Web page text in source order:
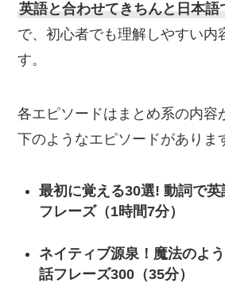
英語と合わせてきちんと日本語
で、初心者でも理解しやすい内
す。
各エピソードはまとめ系の内容
下のようなエピソードがありま
最初に覚える30選! 動詞で
フレーズ（1時間7分）
ネイティブ源泉！魔法のよ
話フレーズ300（35分）